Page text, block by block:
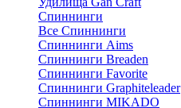
Спиннинги
Все Спиннинги
Спиннинги Aims
Спиннинги Breaden
Спиннинги Favorite
Спиннинги Graphiteleader
Спиннинги MIKADO